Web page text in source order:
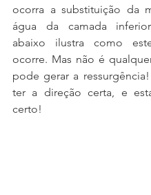
ocorra a substituição da
água da camada
abaixo ilustra como
ocorre. Mas não é
pode gerar a
ter a direção certa, e
certo!